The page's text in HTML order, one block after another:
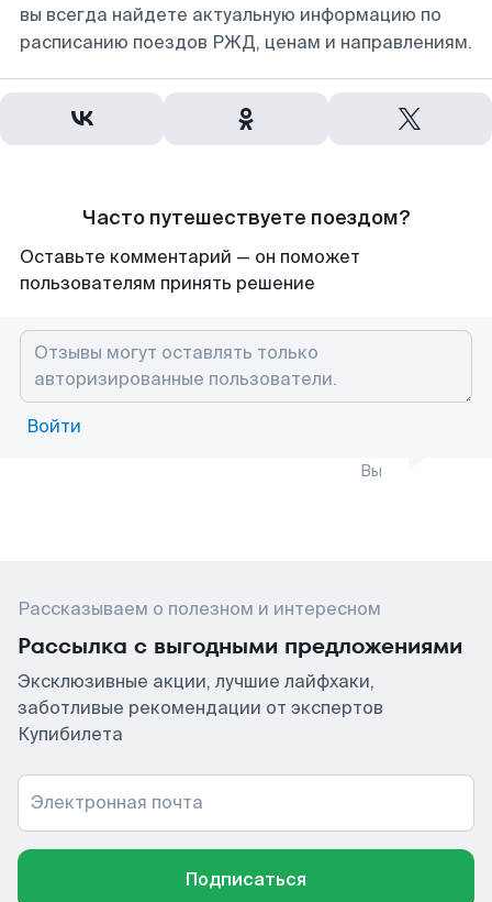
вы всегда найдете актуальную информацию по
расписанию поездов РЖД, ценам и направлениям.
Часто путешествуете поездом?
Оставьте комментарий — он поможет
пользователям принять решение
Войти
Вы
Рассказываем о полезном и интересном
Рассылка с выгодными предложениями
Эксклюзивные акции, лучшие лайфхаки,
заботливые рекомендации от экспертов
Купибилета
Электронная почта
Подписаться